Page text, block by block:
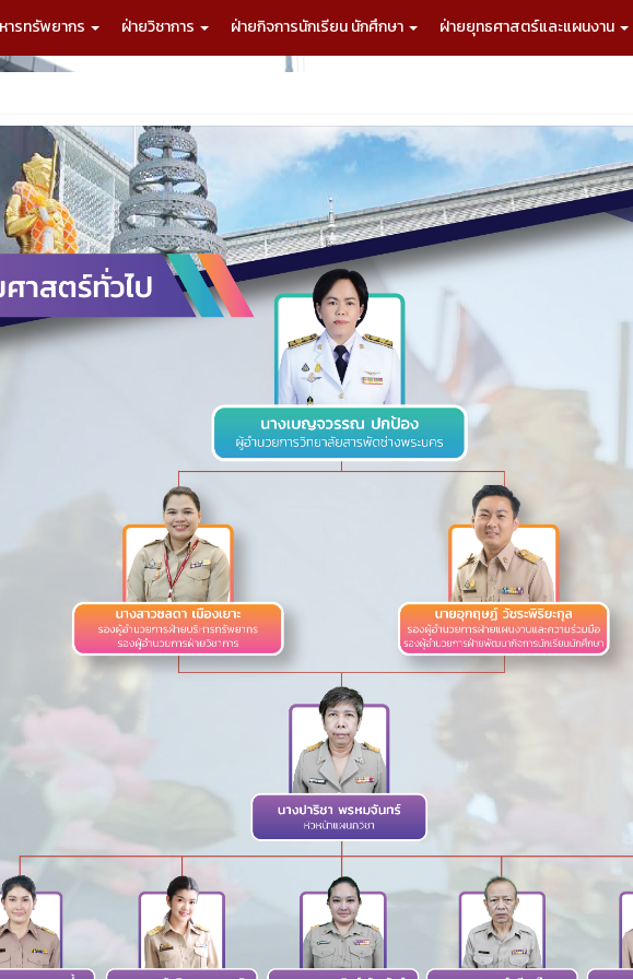
ารทรัพยากร ฝ่ายวิชาการ ฝ่ายกิจการนักเรียน นักศึกษา ฝ่ายยุทธศาสตร์และแผนงาน